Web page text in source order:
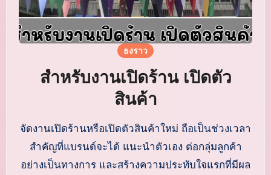
ธงราว
สำหรับงานเปิดร้าน เปิดตัว
สินค้า
จัดงานเปิดร้านหรือเปิดตัวสินค้าใหม่ ถือเป็นช่วงเวลา
สำคัญที่แบรนด์จะได้ แนะนำตัวเอง ต่อกลุ่มลูกค้า
อย่างเป็นทางการ และสร้างความประทับใจแรกที่มีผล